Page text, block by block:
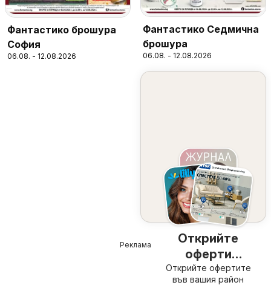
Фантастико брошура
София
06.08. - 12.08.2026
Фантастико Седмична
брошура
06.08. - 12.08.2026
Открийте
оферти
наблизо
Открийте офертите
във вашия район
Реклама